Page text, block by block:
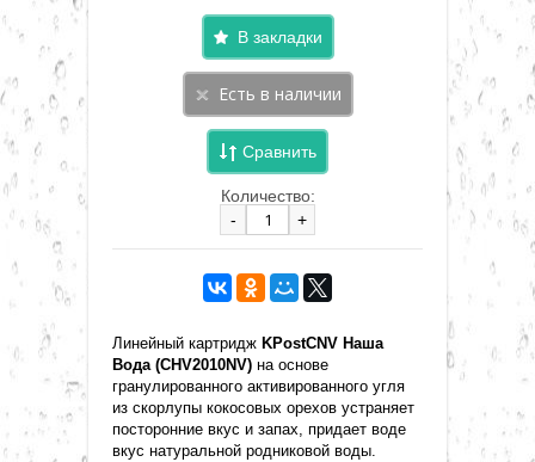
В закладки
Сравнить
Количество:
-
+
Линейный картридж KPostСNV Наша
Вода (CHV2010NV) на основе
гранулированного активированного угля
из скорлупы кокосовых орехов устраняет
посторонние вкус и запах, придает воде
вкус натуральной родниковой воды.